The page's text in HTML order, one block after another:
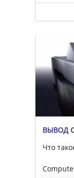
ВЫВОД
Что